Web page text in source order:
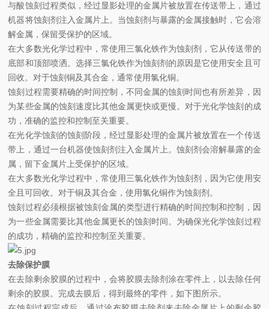
与酸蚀刻过程类似，经过显影处理的金属片被放置在传送带上，通过
机器将蚀刻剂注入金属片上。当蚀刻剂与暴露的金属接触时，它会溶
解金属，保留受保护的区域。
在大多数光化学过程中，常使用三氯化铁作为蚀刻剂，它从传送带的
底部和顶部喷洒。选择三氯化铁作为蚀刻剂的原因是它使用安全且可
回收。对于蚀刻铜及其合金，通常使用氯化铜。
蚀刻过程需要精确的时间控制，不同金属的蚀刻时间也有所差异，因
为某些金属的蚀刻速度比其他金属更快或更慢。对于光化学蚀刻的成
功，准确的监控和控制至关重要。
在光化学蚀刻的蚀刻阶段，经过显影处理的金属片被放置在一个传送
带上，通过一台机器使蚀刻剂注入金属片上。蚀刻剂会溶解暴露的金
属，留下金属片上受保护的区域。
在大多数光化学过程中，常使用三氯化铁作为蚀刻剂，因为它使用安
全且可回收。对于铜及其合金，使用氯化铜作为蚀刻剂。
蚀刻过程必须根据被蚀刻金属的类型进行精确的时间控制和控制，因
为一些金属需要比其他金属更长的蚀刻时间。为确保光化学蚀刻过程
的成功，精确的监控和控制至关重要。
去除保护膜
在去除剩余胶膜的过程中，会将胶膜去除剂涂在零件上，以去除任何
剩余的胶膜。完成去膜后，得到最终的零件，如下图所示。